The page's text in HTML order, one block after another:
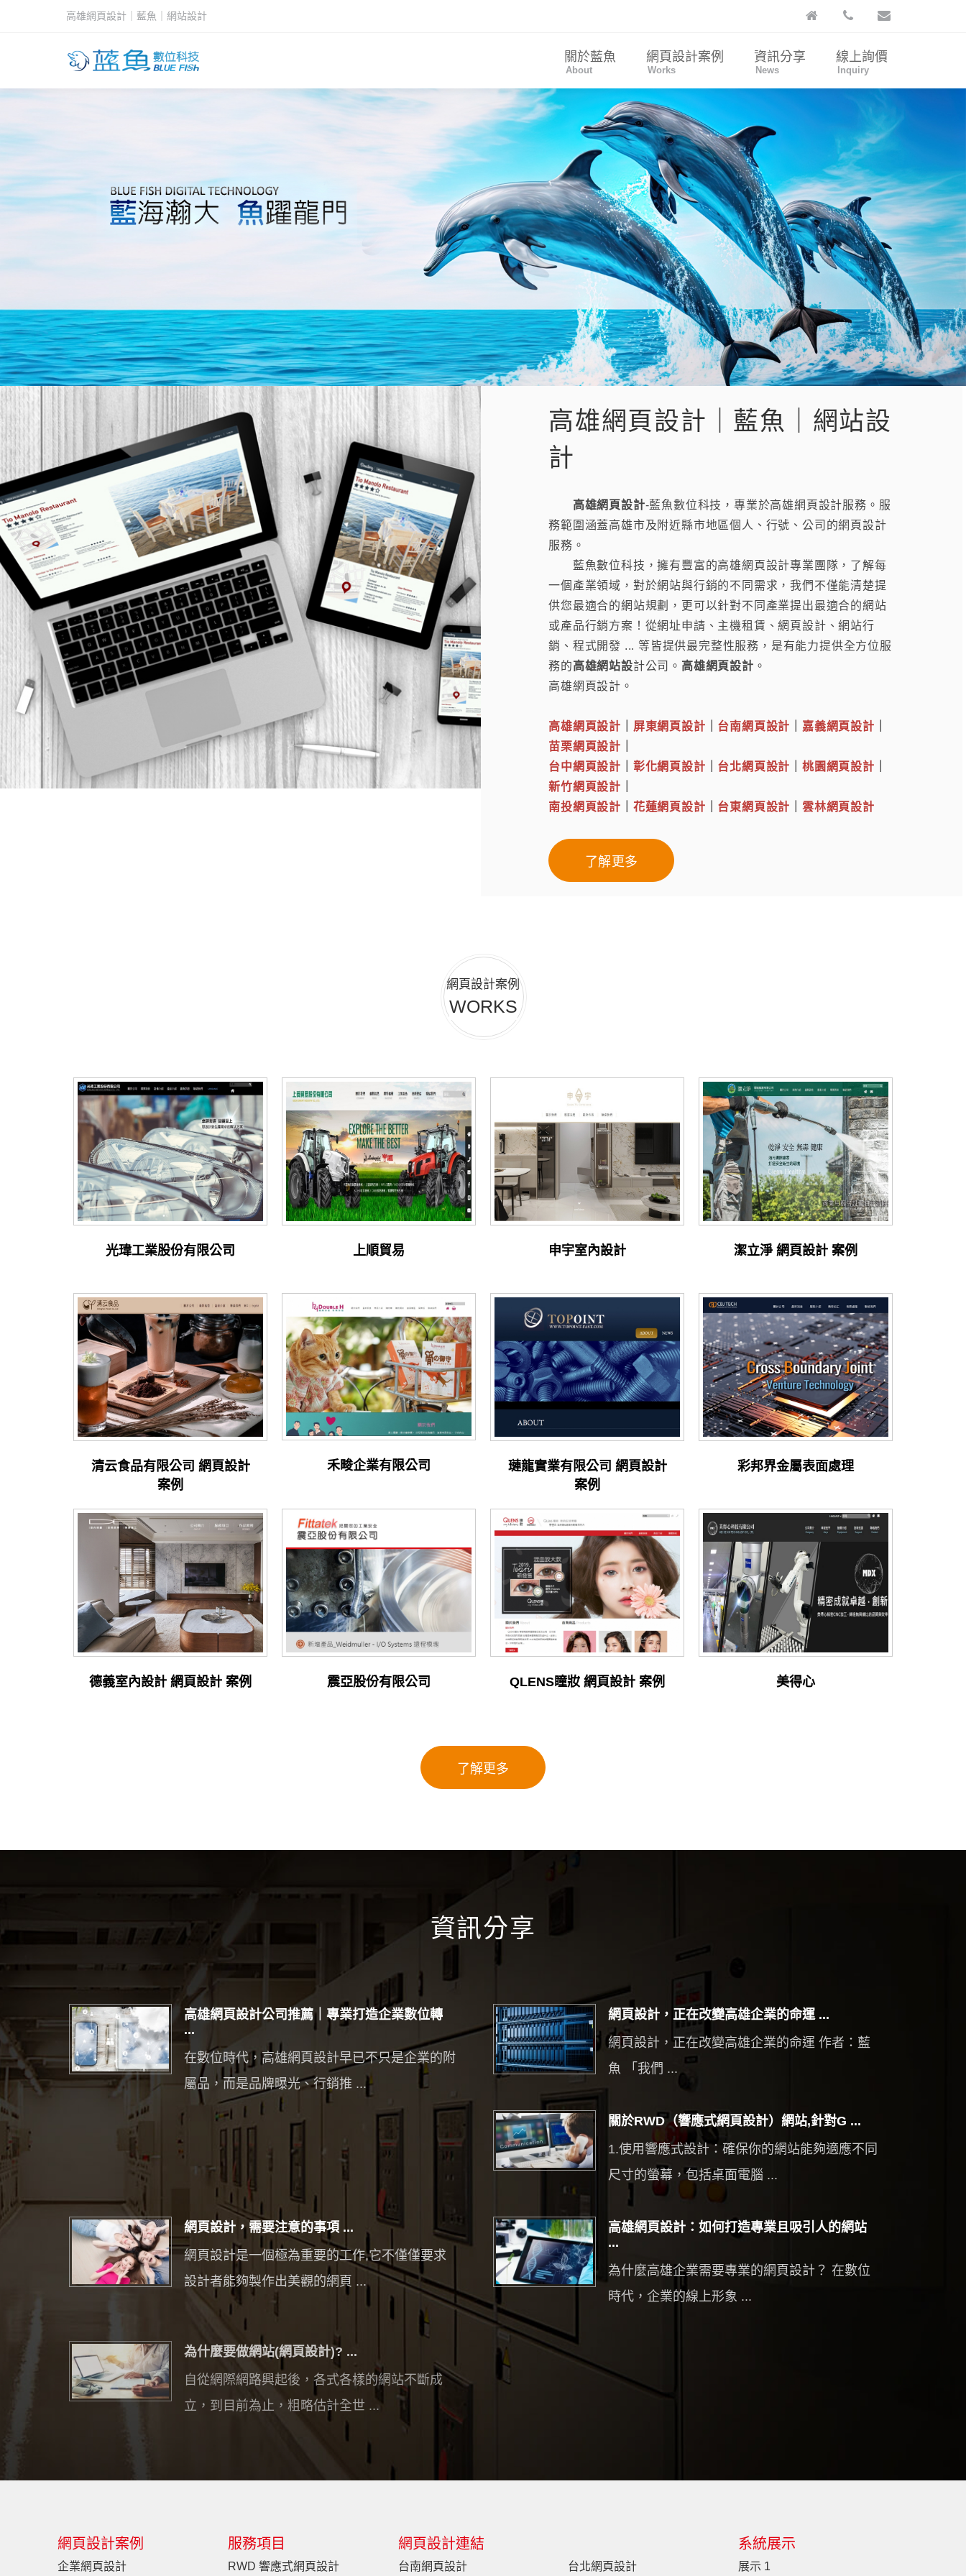
高雄網頁設計｜藍魚｜網站設計
關於藍魚
About
網頁設計案例
Works
資訊分享
News
線上詢價
Inquiry
高雄網頁設計｜藍魚｜網站設
計
高雄網頁設計-藍魚數位科技，專業於高雄網頁設計服務。服
務範圍涵蓋高雄市及附近縣市地區個人、行號、公司的網頁設計
服務。
藍魚數位科技，擁有豐富的高雄網頁設計專業團隊，了解每
一個產業領域，對於網站與行銷的不同需求，我們不僅能清楚提
供您最適合的網站規劃，更可以針對不同產業提出最適合的網站
或產品行銷方案！從網址申請、主機租賃、網頁設計、網站行
銷、程式開發 ... 等皆提供最完整性服務，是有能力提供全方位服
務的高雄網站設計公司。 高雄網頁設計 。
高雄網頁設計。
高雄網頁設計 屏東網頁設計 台南網頁設計 嘉義網頁設計
苗栗網頁設計
台中網頁設計
彰化網頁設計 台北網頁設計 ｜桃園網頁設計
新竹網頁設計
南投網頁設計
花蓮網頁設計 台東網頁設計 ｜雲林網頁設計
了解更多
網頁設計案例
WORKS
光瑋工業股份有限公司 上順貿易 申宇室內設計 潔立淨 網頁設計 案例
清云食品有限公司 網頁設計
案例
禾畯企業有限公司
璉龍實業有限公司 網頁設計
案例
彩邦界金屬表面處理
德義室內設計 網頁設計 案例 震亞股份有限公司 QLENS瞳妝 網頁設計 案例 美得心
了解更多
資訊分享
高雄網頁設計公司推薦｜專業打造企業數位轉
...
在數位時代，高雄網頁設計早已不只是企業的附
屬品，而是品牌曝光、行銷推 ...
網頁設計，正在改變高雄企業的命運 ...
網頁設計，正在改變高雄企業的命運 作者：藍
魚 「我們 ...
關於RWD（響應式網頁設計）網站,針對G ...
1.使用響應式設計：確保你的網站能夠適應不同
尺寸的螢幕，包括桌面電腦 ...
網頁設計，需要注意的事項 ...
網頁設計是一個極為重要的工作,它不僅僅要求
設計者能夠製作出美觀的網頁 ...
高雄網頁設計：如何打造專業且吸引人的網站
...
為什麼高雄企業需要專業的網頁設計？ 在數位
時代，企業的線上形象 ...
為什麼要做網站(網頁設計)? ...
自從網際網路興起後，各式各樣的網站不斷成
立，到目前為止，粗略估計全世 ...
網頁設計案例
企業網頁設計
服務項目
RWD 響應式網頁設計
網頁設計連結
台南網頁設計 台北網頁設計
系統展示
展示 1